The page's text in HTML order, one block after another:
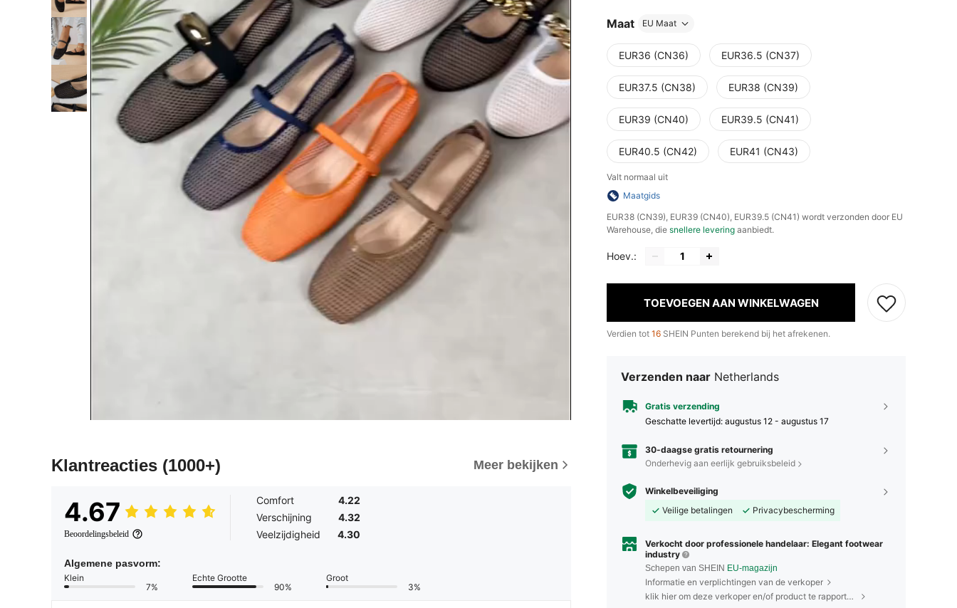
Klantreacties (1000+) Meer bekijken
4.67
Beoordelingsbeleid
Comfort
4.22
Verschijning
4.32
Veelzijdigheid
4.30
Algemene pasvorm:
Klein
7%
Echte Grootte
90%
Groot
3%
Maat EU Maat
EUR36 (CN36) EUR36.5 (CN37)
EUR37.5 (CN38) EUR38 (CN39)
EUR39 (CN40) EUR39.5 (CN41)
EUR40.5 (CN42) EUR41 (CN43)
Valt normaal uit
Maatgids
​EUR38 (CN39), EUR39 (CN40), EUR39.5 (CN41) wordt verzonden door EU
Warehouse, die snellere levering aanbiedt.
Hoev.:
TOEVOEGEN AAN WINKELWAGEN
Verdien tot 16 SHEIN Punten berekend bij het afrekenen.
Verzenden naar Netherlands
Gratis verzending
Geschatte levertijd: augustus 12 - augustus 17
30-daagse gratis retournering
Onderhevig aan eerlijk gebruiksbeleid
Winkelbeveiliging
Veilige betalingen
Privacybescherming
Verkocht door professionele handelaar: Elegant footwear
industry
Schepen van SHEIN EU-magazijn
Informatie en verplichtingen van de verkoper
klik hier om deze verkoper en/of product te rapporteren.